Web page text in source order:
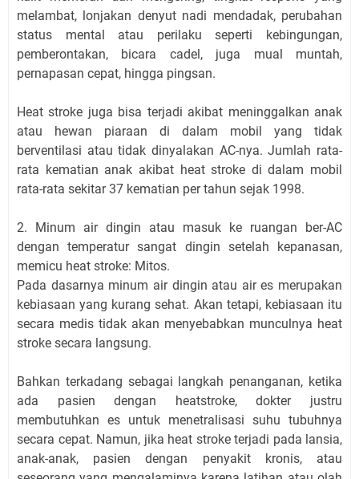
melambat, lonjakan denyut nadi mendadak, perubahan
status mental atau perilaku seperti kebingungan,
pemberontakan, bicara cadel, juga mual muntah,
pernapasan cepat, hingga pingsan.
Heat stroke juga bisa terjadi akibat meninggalkan anak
atau hewan piaraan di dalam mobil yang tidak
berventilasi atau tidak dinyalakan AC-nya. Jumlah rata-
rata kematian anak akibat heat stroke di dalam mobil
rata-rata sekitar 37 kematian per tahun sejak 1998.
2. Minum air dingin atau masuk ke ruangan ber-AC
dengan temperatur sangat dingin setelah kepanasan,
memicu heat stroke: Mitos.
Pada dasarnya minum air dingin atau air es merupakan
kebiasaan yang kurang sehat. Akan tetapi, kebiasaan itu
secara medis tidak akan menyebabkan munculnya heat
stroke secara langsung.
Bahkan terkadang sebagai langkah penanganan, ketika
ada pasien dengan heatstroke, dokter justru
membutuhkan es untuk menetralisasi suhu tubuhnya
secara cepat. Namun, jika heat stroke terjadi pada lansia,
anak-anak, pasien dengan penyakit kronis, atau